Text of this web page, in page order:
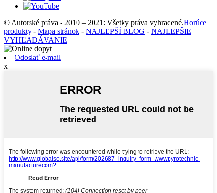
© Autorské práva - 2010 – 2021: Všetky práva vyhradené.Horúce
produkty - Mapa stránok - NAJLEPŠÍ BLOG - NAJLEPŠIE
VYHĽADÁVANIE
Odoslať e-mail
x